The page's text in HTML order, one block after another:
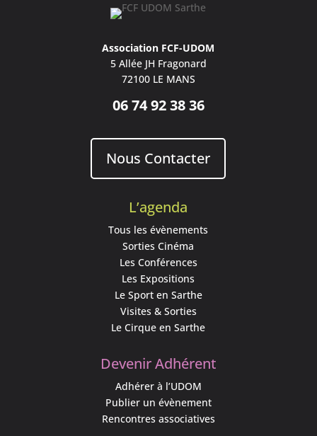
Association FCF-UDOM
5 Allée JH Fragonard
72100 LE MANS
06 74 92 38 36
Nous Contacter
L’agenda
Tous les évènements
Sorties Cinéma
Les Conférences
Les Expositions
Le Sport en Sarthe
Visites & Sorties
Le Cirque en Sarthe
Devenir Adhérent
Adhérer à l’UDOM
Publier un évènement
Rencontres associatives